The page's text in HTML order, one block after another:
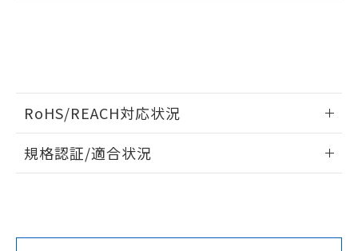
RoHS/REACH対応状況
EU RoHS 注意事項・凡例
規格認証/適合状況